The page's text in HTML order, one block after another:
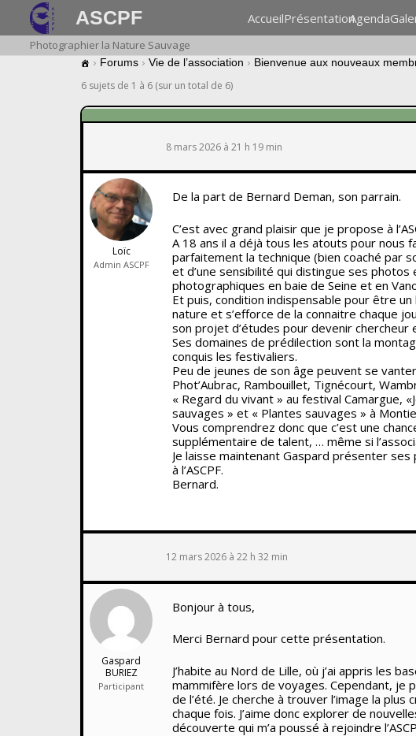
ASCPF AccueilPrésentationAgenda
Photographier la Nature Sauvage
› Forums › Vie de l’association › Bienvenue aux nouveaux
6 sujets de 1 à 6 (sur un total de 6)
8 mars 2026 à 21 h 19 min
Loïc
Admin ASCPF
De la part de Bernard Deman, son parrain.
C’est avec grand plaisir que je propose à
A 18 ans il a déjà tous les atouts pour nous
parfaitement la technique (bien coaché par
et d’une sensibilité qui distingue ses
photographiques en baie de Seine et en
Et puis, condition indispensable pour être
nature et s’efforce de la connaitre chaque
son projet d’études pour devenir chercheur
Ses domaines de prédilection sont la
conquis les festivaliers.
Peu de jeunes de son âge peuvent se
Phot’Aubrac, Rambouillet, Tignécourt,
« Regard du vivant » au festival Camargue,
sauvages » et « Plantes sauvages » à
Vous comprendrez donc que c’est une
supplémentaire de talent, … même si
Je laisse maintenant Gaspard présenter
à l’ASCPF.
Bernard.
12 mars 2026 à 22 h 32 min
Gaspard
BURIEZ
Participant
Bonjour à tous,
Merci Bernard pour cette présentation.
J’habite au Nord de Lille, où j’ai appris les
mammifère lors de voyages. Cependant, je
de l’été. Je cherche à trouver l’image la
chaque fois. J’aime donc explorer de
découverte qui m’a poussé à rejoindre